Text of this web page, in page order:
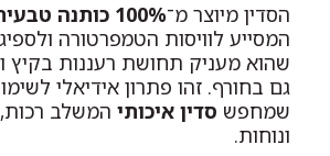
הסדין מיוצר מ־100% כותנה טבעית
המסייע לוויסות הטמפרטורה
שהוא מעניק תחושת רעננות בקיץ
גם בחורף. זהו פתרון אידיאלי
שמחפש סדין איכותי המשלב
ונוחות.